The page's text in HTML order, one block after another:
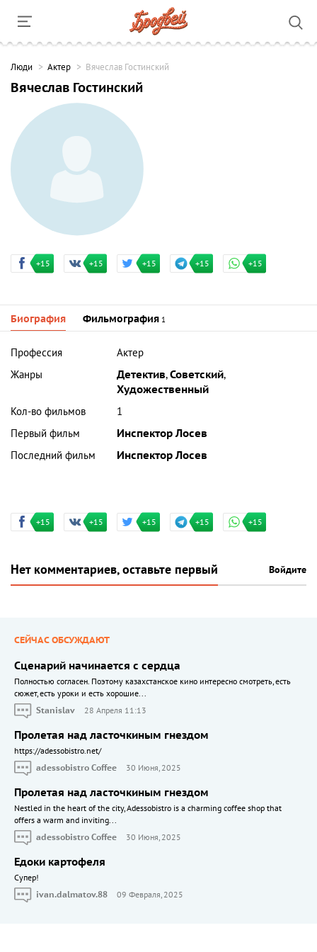
Люди Актер Вячеслав Гостинский
Вячеслав Гостинский
+15 +15 +15 +15 +15
Биография Фильмография 1
Профессия
Актер
Жанры
Детектив,Советский,
Художественный
Кол-во фильмов
1
Первый фильм
Инспектор Лосев
Последний фильм
Инспектор Лосев
+15 +15 +15 +15 +15
Нет комментариев, оставьте первый Войдите
СЕЙЧАС ОБСУЖДАЮТ
Сценарий начинается с сердца
Полностью согласен. Поэтому казахстанское кино интересно смотреть, есть
сюжет, есть уроки и есть хорошие...
Stanislav
28 Апреля 11:13
Пролетая над ласточкиным гнездом
https://adessobistro.net/
adessobistro Coffee
30 Июня, 2025
Пролетая над ласточкиным гнездом
Nestled in the heart of the city, Adessobistro is a charming coffee shop that
offers a warm and inviting...
adessobistro Coffee
30 Июня, 2025
Едоки картофеля
Cупер!
ivan.dalmatov.88
09 Февраля, 2025